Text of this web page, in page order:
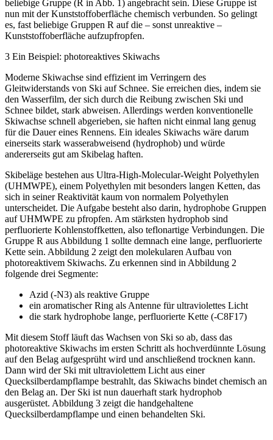
beliebige Gruppe ( R in Abb. 1 ) angebracht sein. Diese Gruppe ist
nun mit der Kunststoffoberfläche chemisch verbunden. So gelingt
es, fast beliebige Gruppen R auf die – sonst unreaktive –
Kunststoffoberfläche aufzupfropfen.
3 Ein Beispiel: ­photoreaktives Skiwachs
Moderne Skiwachse sind effizient im Verringern des
Gleitwiderstands von Ski auf Schnee. Sie erreichen dies, indem sie
den Wasserfilm, der sich durch die Reibung zwischen Ski und
Schnee bildet, stark abweisen. Allerdings werden konventionelle
Skiwachse schnell abgerieben, sie haften nicht einmal lang genug
für die Dauer eines Rennens. Ein ideales Skiwachs wäre darum
einerseits stark wasserabweisend (hydrophob) und würde
andererseits gut am Skibelag haften.
Skibeläge bestehen aus Ultra-High-Molecular-Weight Polyethylen
(UHMWPE), einem Polyethylen mit besonders langen Ketten, das
sich in seiner Reaktivität kaum von normalem Polyethylen
unterscheidet. Die Aufgabe besteht also darin, hydrophobe Gruppen
auf UHMWPE zu pfropfen. Am stärksten hydrophob sind
perfluorierte Kohlenstoffketten, also teflonartige Verbindungen. Die
Gruppe R aus Abbildung 1 sollte demnach eine lange, perfluorierte
Kette sein. Abbildung 2 zeigt den molekularen Aufbau von
photoreaktivem Skiwachs. Zu erkennen sind in Abbildung 2
folgende drei Segmente:
Azid (-N3) als reaktive Gruppe
ein aromatischer Ring als Antenne für ultra­violettes Licht
die stark hydrophobe lange, perfluorierte Kette (-C8F17)
Mit diesem Stoff läuft das Wachsen von Ski so ab, dass das
photoreaktive Skiwachs im ersten Schritt als hochverdünnte Lösung
auf den Belag aufgesprüht wird und anschließend trocknen kann.
Dann wird der Ski mit ultraviolettem Licht aus einer
Quecksilberdampflampe bestrahlt, das Skiwachs bindet chemisch an
den Belag an. Der Ski ist nun dauerhaft stark hydrophob
ausgerüstet. Abbildung 3 zeigt die handgehaltene
Quecksilberdampflampe und einen behandelten Ski.